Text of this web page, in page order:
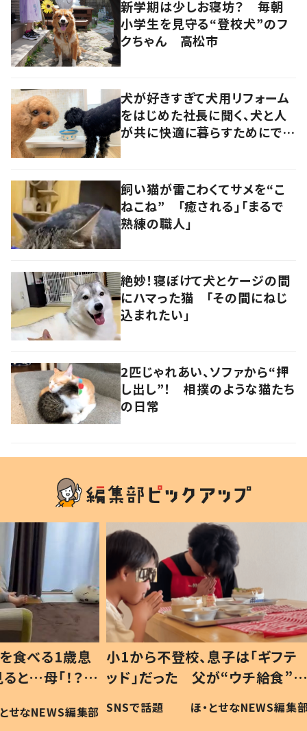
新学期は少しお寝坊？ 毎朝
小学生を見守る“登校犬”のフ
クちゃん 高松市
犬が好きすぎて犬用リフォーム
をはじめた社長に聞く、犬と人
が共に快適に暮らすためにでき
飼い猫が雷こわくてサメを“こ
ねこね” 「癒される」「まるで
熟練の職人」
絶妙！寝ぼけて犬とケージの間
にハマった猫 「その間にねじ
込まれたい」
2匹じゃれあい、ソファから“押
し出し”！ 相撲のような猫たち
の日常
歳息
？」
編集部
小1から不登校、息子は「ギフテ
ッド」だった 父が“ウチ給食”を
作り続ける理由とは #令和の親
#令和の子
SNSで話題 ほ・とせなNEWS編集部
ひ孫
が、抱
「涙
い」